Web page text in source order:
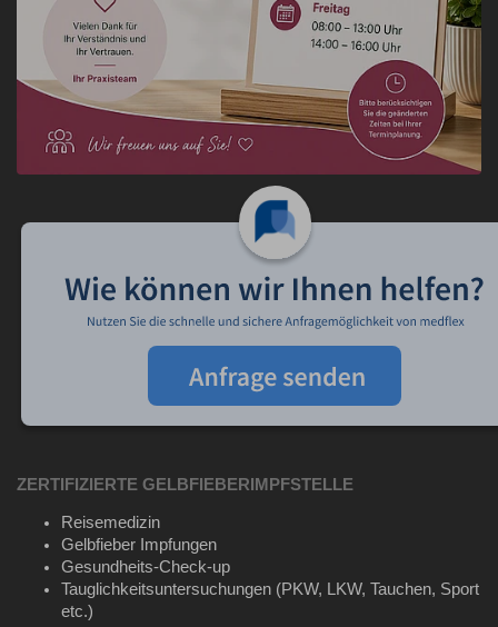
ZERTIFIZIERTE GELBFIEBERIMPFSTELLE
Reisemedizin
Gelbfieber Impfungen
Gesundheits-Check-up
Tauglichkeitsuntersuchungen (PKW, LKW, Tauchen, Sport
etc.)